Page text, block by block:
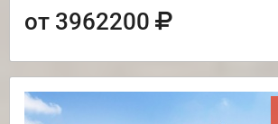
от 3962200